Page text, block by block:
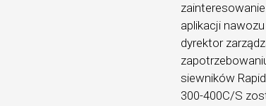
aplikacji
dyrektor
siewników
300-400C/S